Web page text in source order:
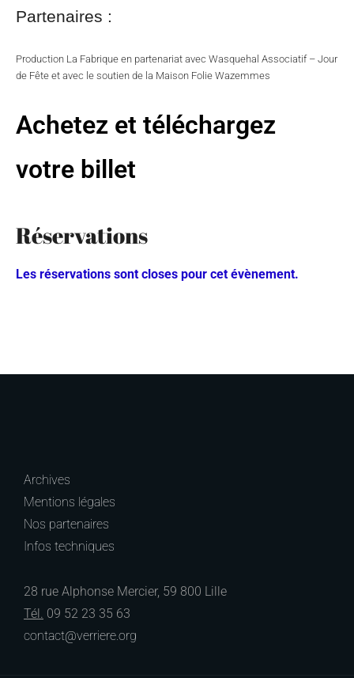
Partenaires :
Production La Fabrique en partenariat avec Wasquehal Associatif – Jour
de Fête et avec le soutien de la Maison Folie Wazemmes
Achetez et téléchargez
votre billet
Réservations
Les réservations sont closes pour cet évènement.
Archives
Mentions légales
Nos partenaires
Infos techniques
28 rue Alphonse Mercier, 59 800 Lille
Tél. 09 52 23 35 63
contact@verriere.org